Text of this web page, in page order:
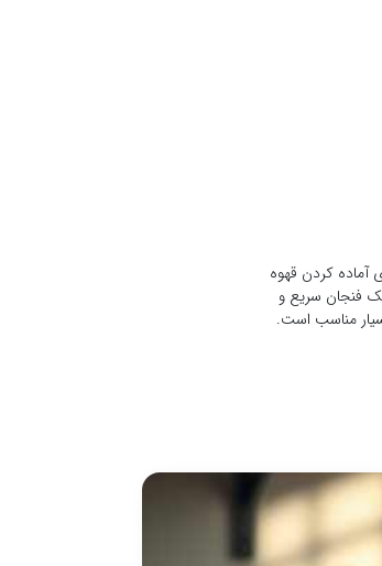
کردن قهوه
فنجان سریع و
مناسب است.
چوپانی...